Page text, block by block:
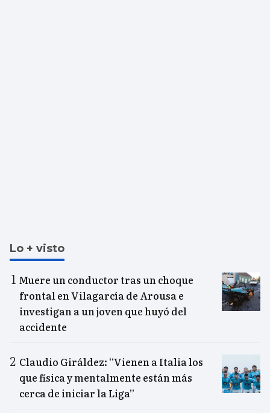
Lo + visto
Muere un conductor tras un choque
frontal en Vilagarcía de Arousa e
investigan a un joven que huyó del
accidente
Claudio Giráldez: “Vienen a Italia los
que física y mentalmente están más
cerca de iniciar la Liga”